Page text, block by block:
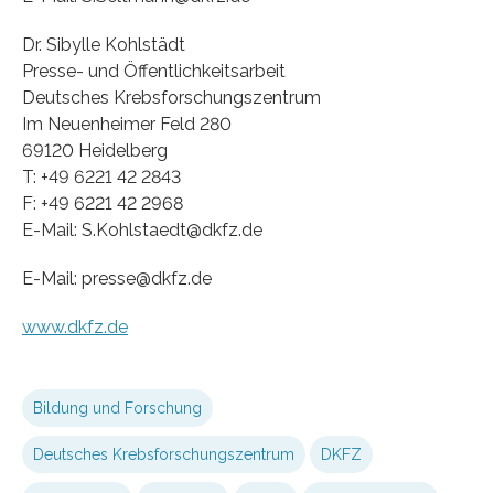
Dr. Sibylle Kohlstädt
Presse- und Öffentlichkeitsarbeit
Deutsches Krebsforschungszentrum
Im Neuenheimer Feld 280
69120 Heidelberg
T: +49 6221 42 2843
F: +49 6221 42 2968
E-Mail: S.Kohlstaedt@dkfz.de
E-Mail: presse@dkfz.de
www.dkfz.de
Bildung und Forschung
Deutsches Krebsforschungszentrum DKFZ